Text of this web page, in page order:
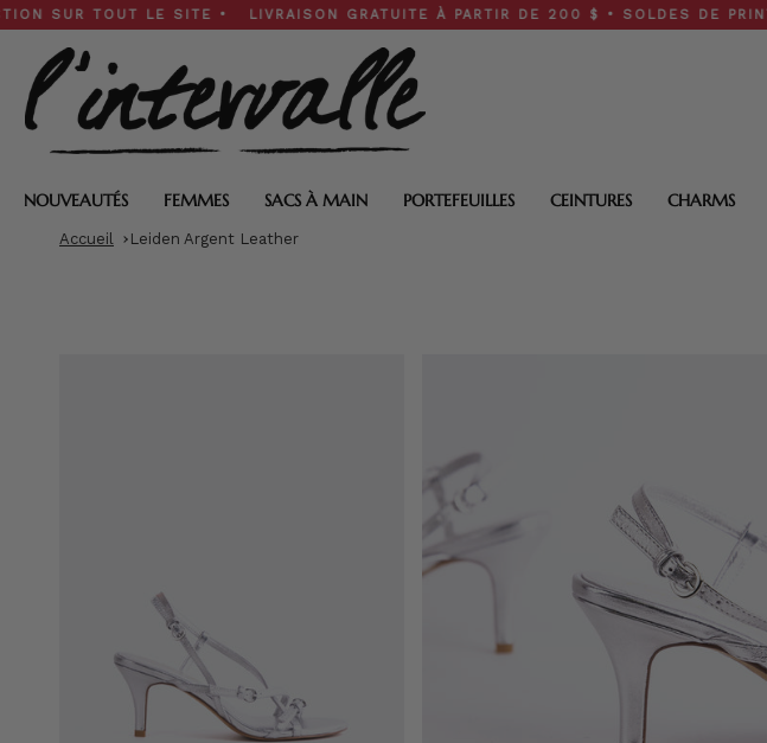
Skip
to
content
LE SITE • LIVRAISON GRATUITE À PARTIR DE 200 $ • SOLDES DE
NOUVEAUTÉS FEMMES SACS À MAIN PORTEFEUILLES CEINTURES CHARMS
Accueil Leiden Argent Leather